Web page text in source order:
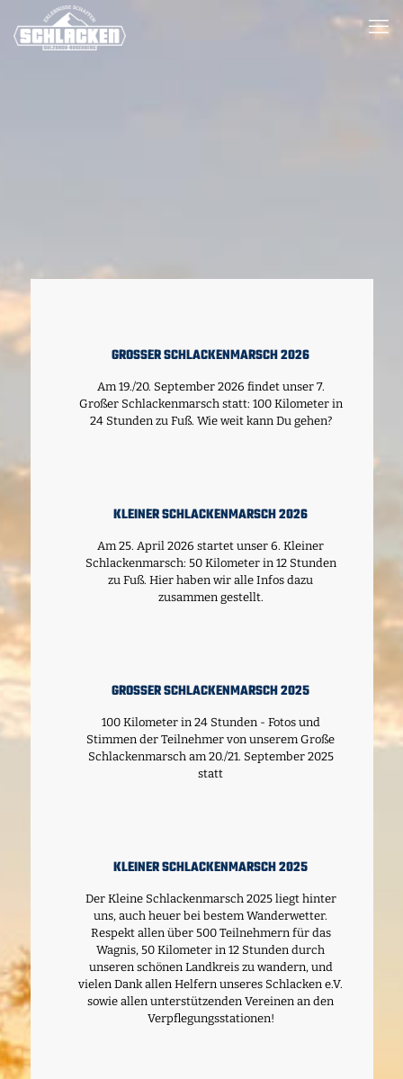
GROSSER SCHLACKENMARSCH 2026
Am 19./20. September 2026 findet unser 7.
Großer Schlackenmarsch statt: 100 Kilometer in
24 Stunden zu Fuß. Wie weit kann Du gehen?
KLEINER SCHLACKENMARSCH 2026
Am 25. April 2026 startet unser 6. Kleiner
Schlackenmarsch: 50 Kilometer in 12 Stunden
zu Fuß. Hier haben wir alle Infos dazu
zusammen gestellt.
GROSSER SCHLACKENMARSCH 2025
100 Kilometer in 24 Stunden - Fotos und
Stimmen der Teilnehmer von unserem Große
Schlackenmarsch am 20./21. September 2025
statt
KLEINER SCHLACKENMARSCH 2025
Der Kleine Schlackenmarsch 2025 liegt hinter
uns, auch heuer bei bestem Wanderwetter.
Respekt allen über 500 Teilnehmern für das
Wagnis, 50 Kilometer in 12 Stunden durch
unseren schönen Landkreis zu wandern, und
vielen Dank allen Helfern unseres Schlacken e.V.
sowie allen unterstützenden Vereinen an den
Verpflegungsstationen!